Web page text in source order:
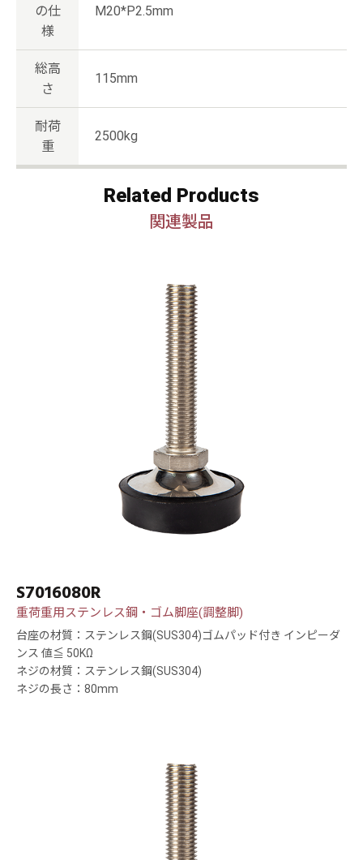
の仕
様
M20*P2.5mm
総高
さ
115mm
耐荷
重
2500kg
Related Products
関連製品
S7016080R
重荷重用ステンレス鋼・ゴム脚座(調整脚)
台座の材質：ステンレス鋼(SUS304)ゴムパッド付き インピーダ
ンス 値≦ 50KΩ
ネジの材質：ステンレス鋼(SUS304)
ネジの長さ：80mm